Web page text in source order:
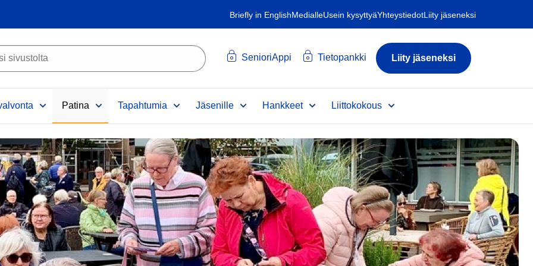
Briefly in EnglishMedialleUsein kysyttyäYhteystiedotLiity jäseneksi
SenioriAppi Tietopankki Liity jäseneksi
Patina Tapahtumia Jäsenille Hankkeet Liittokokous